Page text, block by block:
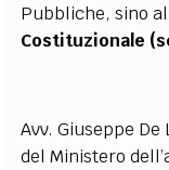
Pubbliche, sino
Costituzionale (
Avv. Giuseppe
del Ministero